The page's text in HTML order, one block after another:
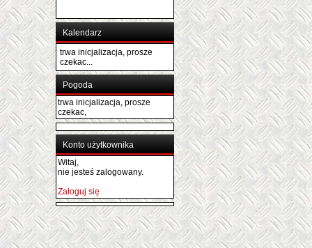
Kalendarz
trwa inicjalizacja, prosze
czekac...
Pogoda
trwa inicjalizacja, prosze
czekac,
Konto użytkownika
Witaj,
nie jesteś zalogowany.
Zaloguj się